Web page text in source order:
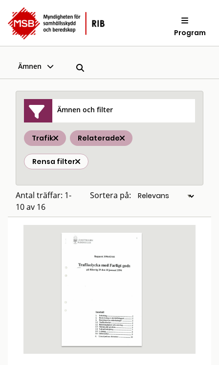
Program
Ämnen
Ämnen och filter
Trafik Relaterade
Rensa filter
Antal träffar: 1-
10 av 16
Sortera på: